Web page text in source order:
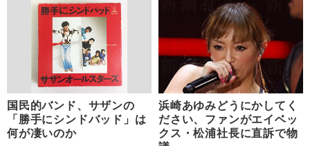
国民的バンド、サザンの
「勝手にシンドバッド」は
何が凄いのか
浜崎あゆみどうにかしてく
ださい、ファンがエイベッ
クス・松浦社長に直訴で物